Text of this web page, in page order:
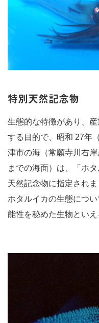
特別天然記念物
生態的な特徴があり、
する目的で、昭和 27年
津市の海（常願寺川右
までの海面）は、「ホ
天然記念物に指定されま
ホタルイカの生態につ
能性を秘めた生物といえ